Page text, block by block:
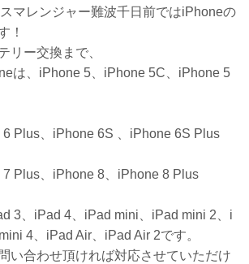
マレンジャー難波千日前ではiPhoneの
！
リー交換まで、
は、iPhone 5、iPhone 5C、iPhone 5
Plus、iPhone 6S 、iPhone 6S Plus
Plus、iPhone 8、iPhone 8 Plus
3、iPad 4、iPad mini、iPad mini 2、i
4、iPad Air、iPad Air 2です。
い合わせ頂ければ対応させていただけ